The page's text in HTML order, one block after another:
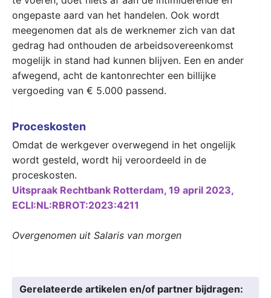
ongepaste aard van het handelen. Ook wordt
meegenomen dat als de werknemer zich van dat
gedrag had onthouden de arbeidsovereenkomst
mogelijk in stand had kunnen blijven. Een en ander
afwegend, acht de kantonrechter een billijke
vergoeding van € 5.000 passend.
Proceskosten
Omdat de werkgever overwegend in het ongelijk
wordt gesteld, wordt hij veroordeeld in de
proceskosten.
Uitspraak Rechtbank Rotterdam, 19 april 2023,
ECLI:NL:RBROT:2023:4211
Overgenomen uit Salaris van morgen
Gerelateerde artikelen en/of partner bijdragen: